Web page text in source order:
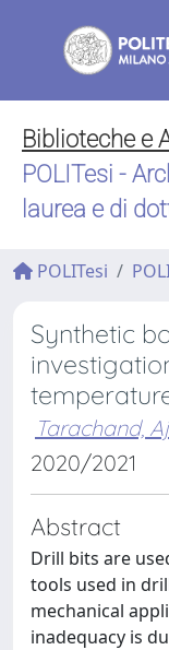
Biblioteche e
POLITesi -
laurea e di
POLITesi
Synthetic
Tarachand,
2020/2021
Abstract
Drill bits are
tools used in
mechanical
inadequacy is